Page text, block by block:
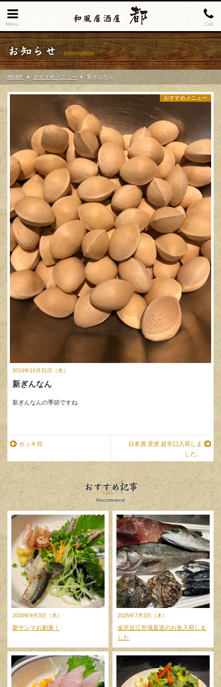
Menu Call
お知らせ Information
HOME おすすめメニュー 新ぎんなん
2019年10月31日（木）
おすすめメニュー
新ぎんなん
新ぎんなんの季節ですね
ホッキ貝
日本酒 景虎 超辛口入荷しま
した。
おすすめ記事
Recommend
2020年9月3日（木）
新サンマお刺身！
2025年7月3日（木）
金沢近江市場直送のお魚入荷しま
した